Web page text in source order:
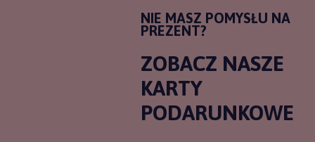
NIE MASZ POMYSŁU NA
PREZENT?
ZOBACZ NASZE
KARTY
PODARUNKOWE